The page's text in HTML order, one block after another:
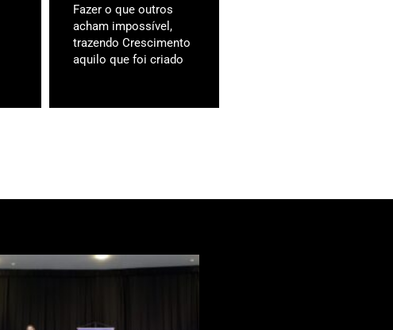
Fazer o que outros
acham impossível,
trazendo Crescimento
aquilo que foi criado